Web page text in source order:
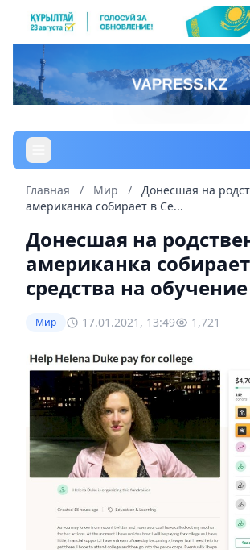
Главная / Мир /
Донесшая на
американка собирает в Се...
Донесшая на
американка
средства на обучение
Мир 17.01.2021, 13:49 1,721